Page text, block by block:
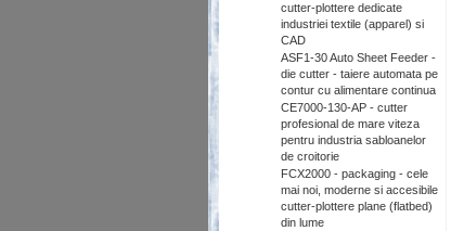
cutter-plottere dedicate
industriei textile (apparel) si
CAD
ASF1-30 Auto Sheet Feeder -
die cutter - taiere automata pe
contur cu alimentare continua
CE7000-130-AP - cutter
profesional de mare viteza
pentru industria sabloanelor
de croitorie
FCX2000 - packaging - cele
mai noi, moderne si accesibile
cutter-plottere plane (flatbed)
din lume